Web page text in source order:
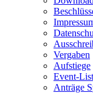
Vergaben
Aufstiege
Event-
Anträge